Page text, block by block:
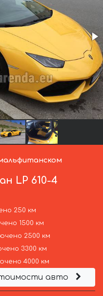
LP 610-4
250 км
1500 км
2500 км
3300 км
4000 км
авто